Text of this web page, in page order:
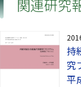
関連研究
持
究
平